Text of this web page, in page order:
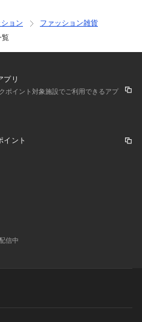
ョン
ファッション雑貨
覧
プリ
ポイント対象施設でご利用できるアプ
イント
信中